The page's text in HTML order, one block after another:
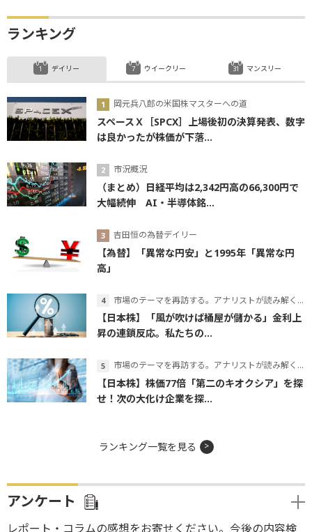
ランキング
デイリー
岡元兵八郎の米国株マスターへの道
スペースＸ［SPCX］上場後初の決算発表、数字
は良かったが株価が下落...
市況概況
（まとめ）日経平均は2,342円高の66,300円で
大幅続伸 AI・半導体銘...
吉田恒の為替デイリー
【為替】「異常な円安」と1995年「異常な円
高」
市場のテーマを再訪する。アナリストが読み解くテーマの本質
【日本株】「風が吹けば桶屋が儲かる」金利上
昇の連鎖反応。私たちの...
市場のテーマを再訪する。アナリストが読み解くテーマの本質
【日本株】株価77倍「第二のキオクシア」を探
せ！次の大化け企業を探...
ウイークリー マンスリー
ランキング一覧を見る
アンケート
レポート・コラムの感想をお寄せください。今後の内容検